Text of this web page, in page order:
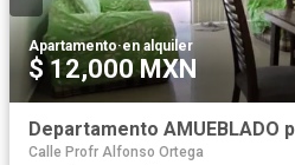
Apartamento·en alquiler
$ 12,000 MXN
Departamento AMUEBLADO
Calle Profr Alfonso Ortega